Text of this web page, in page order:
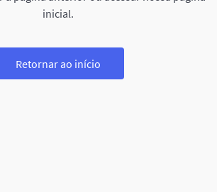
inicial.
Retornar ao início